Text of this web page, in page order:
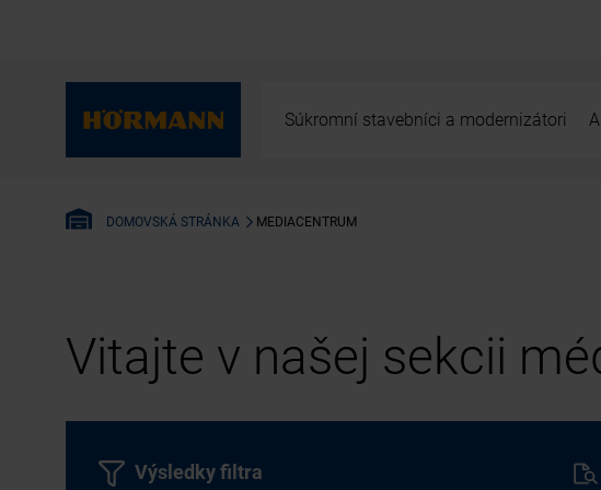
Súkromní stavebníci a modernizátori
DOMOVSKÁ STRÁNKA MEDIACENTRUM
Vitajte v našej sekcii
Výsledky filtra